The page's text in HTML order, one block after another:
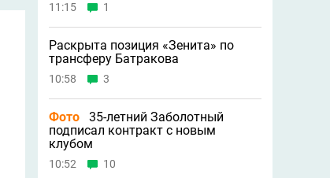
11:15 1
Раскрыта позиция «Зенита» по
трансферу Батракова
10:58 3
Фото
35-летний Заболотный
подписал контракт с новым
клубом
10:52 10